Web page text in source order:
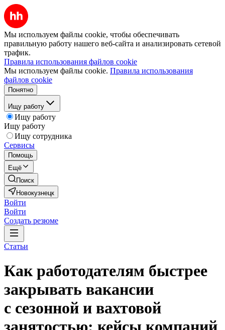
Мы используем файлы cookie, чтобы обеспечивать
правильную работу нашего веб-сайта и анализировать сетевой
трафик.
Правила использования файлов cookie
Мы используем файлы cookie. Правила использования
файлов cookie
Понятно
Ищу работу
Ищу работу
Ищу работу
Ищу сотрудника
Сервисы
Помощь
Ещё
Поиск
Новокузнецк
Войти
Войти
Создать резюме
Статьи
Как работодателям быстрее
закрывать вакансии
с сезонной и вахтовой